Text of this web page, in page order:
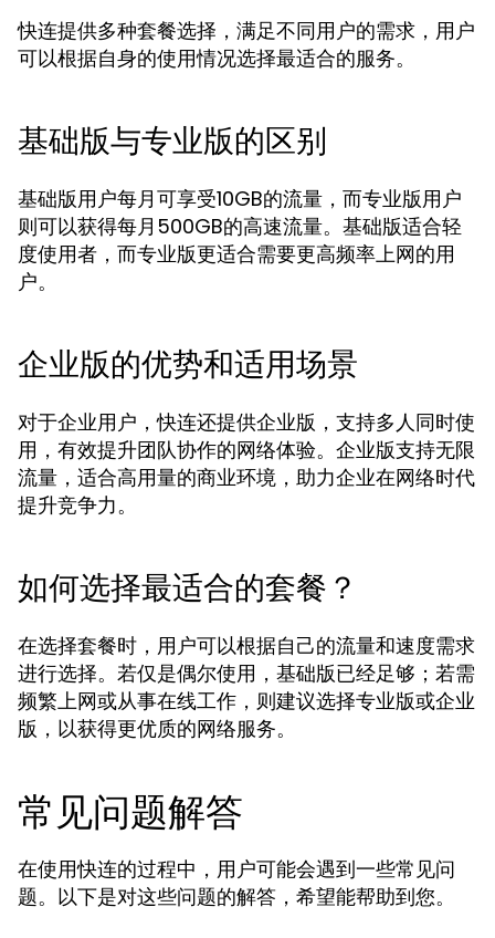
快连提供多种套餐选择，满足不同用户的需求，用户
可以根据自身的使用情况选择最适合的服务。
基础版与专业版的区别
基础版用户每月可享受10GB的流量，而专业版用户
则可以获得每月500GB的高速流量。基础版适合轻
度使用者，而专业版更适合需要更高频率上网的用
户。
企业版的优势和适用场景
对于企业用户，快连还提供企业版，支持多人同时使
用，有效提升团队协作的网络体验。企业版支持无限
流量，适合高用量的商业环境，助力企业在网络时代
提升竞争力。
如何选择最适合的套餐？
在选择套餐时，用户可以根据自己的流量和速度需求
进行选择。若仅是偶尔使用，基础版已经足够；若需
频繁上网或从事在线工作，则建议选择专业版或企业
版，以获得更优质的网络服务。
常见问题解答
在使用快连的过程中，用户可能会遇到一些常见问
题。以下是对这些问题的解答，希望能帮助到您。